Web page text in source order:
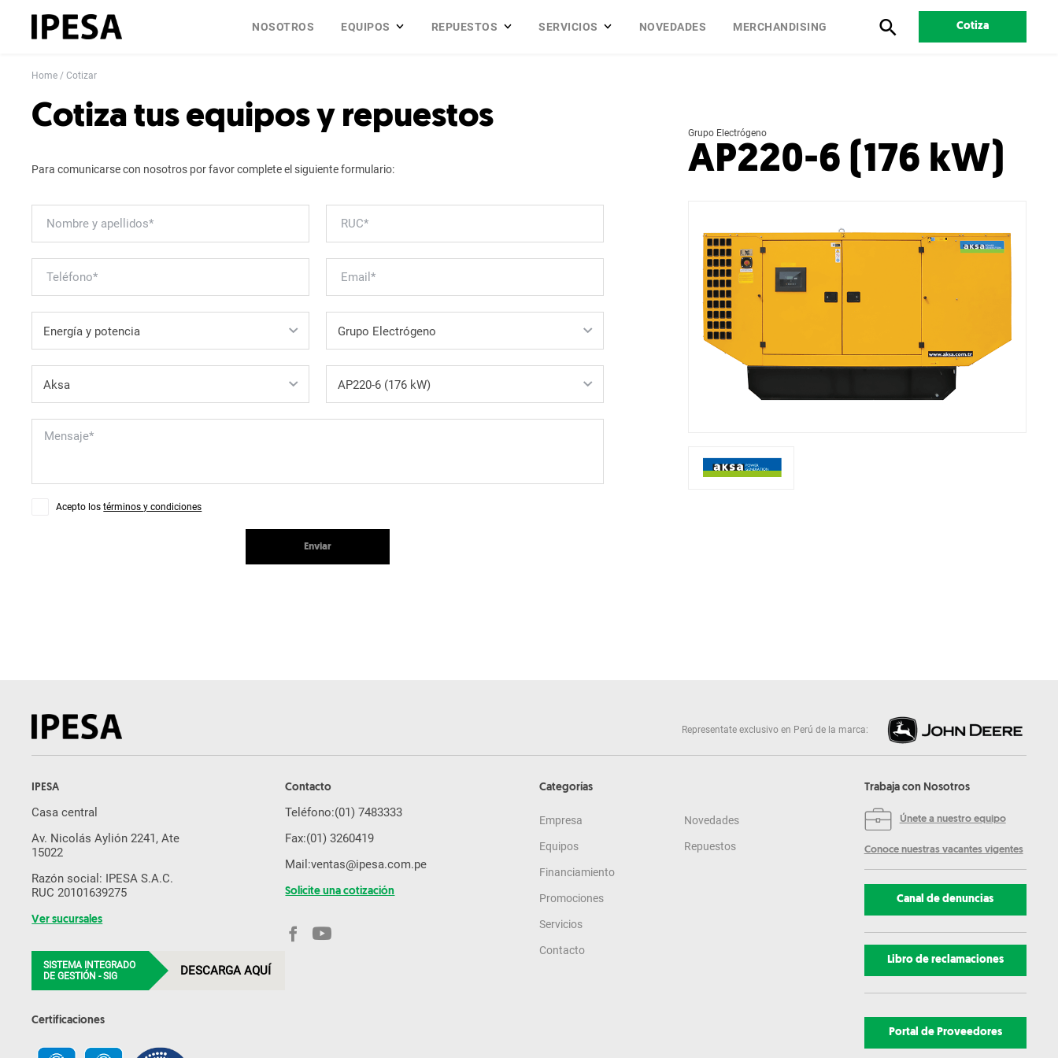
NOSOTROS EQUIPOS REPUESTOS SERVICIOS NOVEDADES MERCHANDISING Cotiza
Home Cotizar
Cotiza tus equipos y repuestos
Para comunicarse con nosotros por favor complete el siguiente formulario:
Acepto lostérminos y condiciones
Enviar
Grupo Electrógeno
AP220-6 (176 kW)
Representate exclusivo en Perú de la marca:
IPESA
Casa central
Av. Nicolás Aylión 2241, Ate
15022
Razón social: IPESA S.A.C.
RUC 20101639275
Ver sucursales
SISTEMA INTEGRADO
DE GESTIÓN - SIG
DESCARGA AQUÍ
Certificaciones
Contacto
Teléfono:(01) 7483333
Fax:(01) 3260419
Mail:ventas@ipesa.com.pe
Solicite una cotización
Categorías
Empresa
Equipos
Financiamiento
Promociones
Servicios
Contacto
Novedades
Repuestos
Trabaja con Nosotros
Únete a nuestro equipo
Conoce nuestras vacantes vigentes
Canal de denuncias
Libro de reclamaciones
Portal de Proveedores